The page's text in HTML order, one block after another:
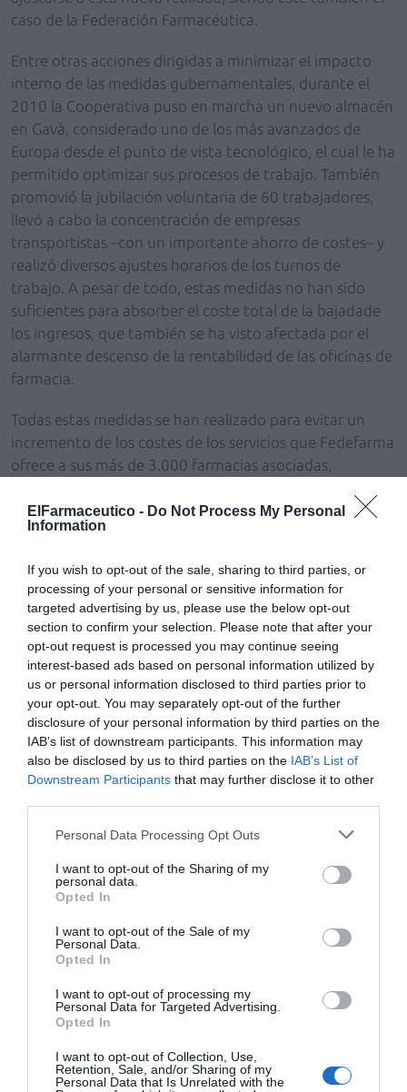
ElFarmaceutico - Do Not Process My Personal
Information
If you wish to opt-out of the sale, sharing to third parties, or
processing of your personal or sensitive information for
targeted advertising by us, please use the below opt-out
section to confirm your selection. Please note that after your
opt-out request is processed you may continue seeing
interest-based ads based on personal information utilized by
us or personal information disclosed to third parties prior to
your opt-out. You may separately opt-out of the further
disclosure of your personal information by third parties on the
IAB’s list of downstream participants. This information may
also be disclosed by us to third parties on the IAB’s List of
Downstream Participants that may further disclose it to other
Personal Data Processing Opt Outs
I want to opt-out of the Sharing of my
personal data.
Opted In
I want to opt-out of the Sale of my
Personal Data.
Opted In
I want to opt-out of processing my
Personal Data for Targeted Advertising.
Opted In
I want to opt-out of Collection, Use,
Retention, Sale, and/or Sharing of my
Personal Data that Is Unrelated with the
caso de la Federación Farmacéutica.
Entre otras acciones dirigidas a minimizar el impacto
interno de las medidas gubernamentales, durante el
2010 la Cooperativa puso en marcha un nuevo almacén
en Gavà, considerado uno de los más avanzados de
Europa desde el punto de vista tecnológico, el cual le ha
permitido optimizar sus procesos de trabajo. También
promovió la jubilación voluntaria de 60 trabajadores,
llevó a cabo la concentración de empresas
transportistas –con un importante ahorro de costes– y
realizó diversos ajustes horarios de los turnos de
trabajo. A pesar de todo, estas medidas no han sido
suficientes para absorber el coste total de la bajadade
los ingresos, que también se ha visto afectada por el
alarmante descenso de la rentabilidad de las oficinas de
farmacia.
Todas estas medidas se han realizado para evitar un
incremento de los costes de los servicios que Fedefarma
ofrece a sus más de 3.000 farmacias asociadas,
suspendida la distribución por falta de pago de los
productos y que un número muy elevado se han visto
Voluntad negociadora
La Federación Farmacéutica asume este proceso de ERE
con una total voluntad de negociación con los
representantes de los trabajadores. El equipo directivo
desea llegar a los acuerdos oportunos para que esta
acción lleve a Fedefarma a consolidar, todavía más, su
posición para afrontar el futuro del sector, el cual viene
Añadir El Farmacéuticocomo fuente preferida
de Google de forma gratuita
Mantente informado con las últimas noticias de actualidad.